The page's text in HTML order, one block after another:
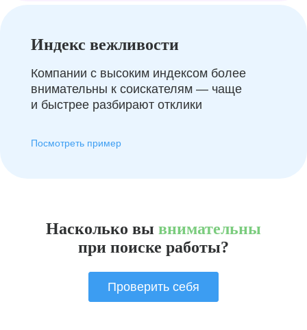
Индекс вежливости
Компании с высоким индексом более
внимательны к соискателям — чаще
и быстрее разбирают отклики
Посмотреть пример
Насколько вы внимательны
при поиске работы?
Проверить себя